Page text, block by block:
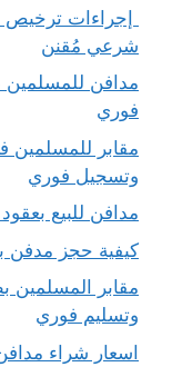
إجراءات
شرعي مُقنن
مدافن
فوري
مقابر للمسلمين
وتسجيل فوري
مدافن للبيع
كيفية حجز مدفن
مقابر المسلمين
وتسليم فوري
اسعار شراء